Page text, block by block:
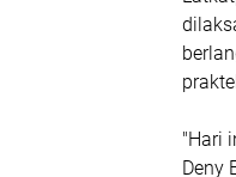
"Hari
Deny